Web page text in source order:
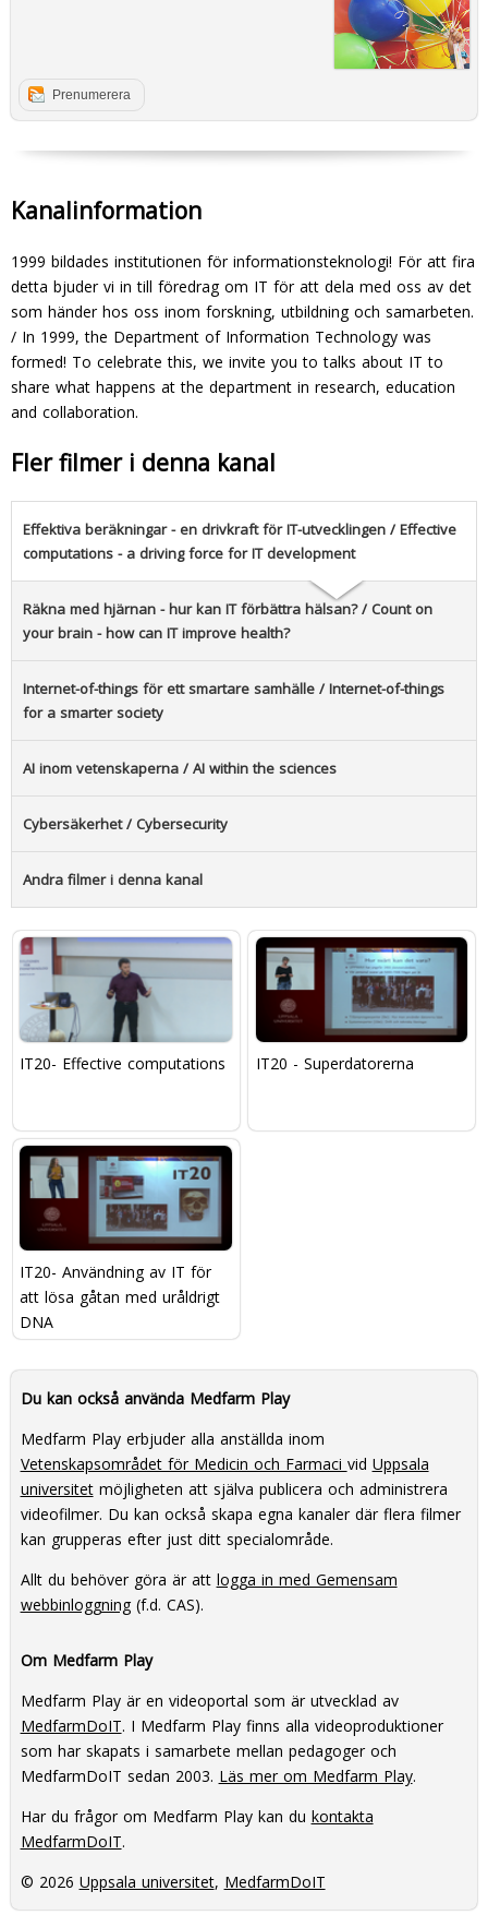
Prenumerera
Kanalinformation
1999 bildades institutionen för informationsteknologi! För att fira
detta bjuder vi in till föredrag om IT för att dela med oss av det
som händer hos oss inom forskning, utbildning och samarbeten.
/ In 1999, the Department of Information Technology was
formed! To celebrate this, we invite you to talks about IT to
share what happens at the department in research, education
and collaboration.
Fler filmer i denna kanal
Effektiva beräkningar - en drivkraft för IT-utvecklingen / Effective
computations - a driving force for IT development
Räkna med hjärnan - hur kan IT förbättra hälsan? / Count on
your brain - how can IT improve health?
Internet-of-things för ett smartare samhälle / Internet-of-things
for a smarter society
AI inom vetenskaperna / AI within the sciences
Cybersäkerhet / Cybersecurity
Andra filmer i denna kanal
IT20- Effective computations IT20 - Superdatorerna
IT20- Användning av IT för
att lösa gåtan med uråldrigt
DNA
Du kan också använda Medfarm Play
Medfarm Play erbjuder alla anställda inom
Vetenskapsområdet för Medicin och Farmaci vid Uppsala
universitetmöjligheten att själva publicera och administrera
videofilmer. Du kan också skapa egna kanaler där flera filmer
kan grupperas efter just ditt specialområde.
Allt du behöver göra är att logga in med Gemensam
webbinloggning(f.d. CAS).
Om Medfarm Play
Medfarm Play är en videoportal som är utvecklad av
MedfarmDoIT. I Medfarm Play finns alla videoproduktioner
som har skapats i samarbete mellan pedagoger och
MedfarmDoIT sedan 2003. Läs mer om Medfarm Play.
Har du frågor om Medfarm Play kan du kontakta
MedfarmDoIT.
© 2026 Uppsala universitet, MedfarmDoIT